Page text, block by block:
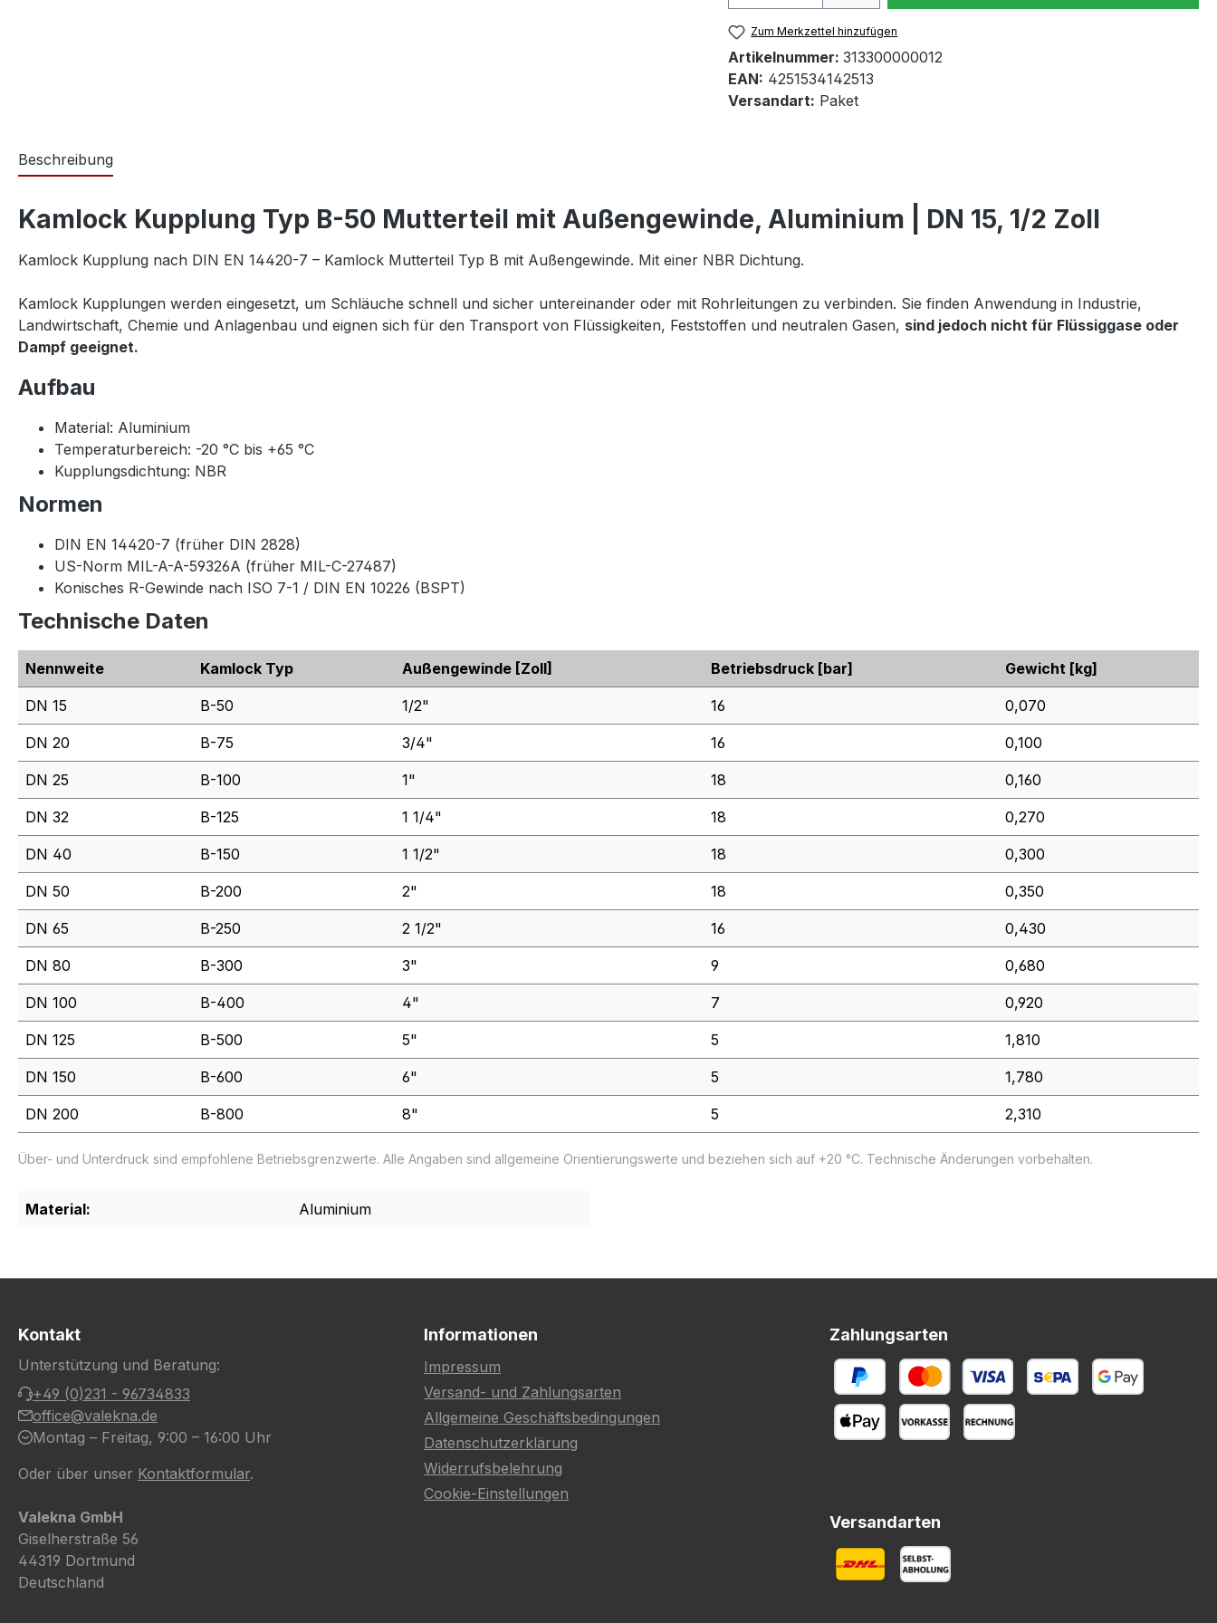
Zum Merkzettel hinzufügen
Artikelnummer: 313300000012
EAN: 4251534142513
Versandart: Paket
Beschreibung
Kamlock Kupplung Typ B-50 Mutterteil mit Außengewinde, Aluminium | DN 15, 1/2 Zoll
Kamlock Kupplung nach DIN EN 14420-7 – Kamlock Mutterteil Typ B mit Außengewinde. Mit einer NBR Dichtung.
Kamlock Kupplungen werden eingesetzt, um Schläuche schnell und sicher untereinander oder mit Rohrleitungen zu verbinden. Sie finden Anwendung in Industrie,
Landwirtschaft, Chemie und Anlagenbau und eignen sich für den Transport von Flüssigkeiten, Feststoffen und neutralen Gasen, sind jedoch nicht für Flüssiggase oder
Dampf geeignet.
Aufbau
Material: Aluminium
Temperaturbereich: -20 °C bis +65 °C
Kupplungsdichtung: NBR
Normen
DIN EN 14420-7 (früher DIN 2828)
US-Norm MIL-A-A-59326A (früher MIL-C-27487)
Konisches R-Gewinde nach ISO 7-1 / DIN EN 10226 (BSPT)
Technische Daten
Nennweite Kamlock Typ Außengewinde [Zoll] Betriebsdruck [bar] Gewicht [kg]
DN 15 B-50 1/2" 16 0,070
DN 20 B-75 3/4" 16 0,100
DN 25 B-100 1" 18 0,160
DN 32 B-125 1 1/4" 18 0,270
DN 40 B-150 1 1/2" 18 0,300
DN 50 B-200 2" 18 0,350
DN 65 B-250 2 1/2" 16 0,430
DN 80 B-300 3" 9 0,680
DN 100 B-400 4" 7 0,920
DN 125 B-500 5" 5 1,810
DN 150 B-600 6" 5 1,780
DN 200 B-800 8" 5 2,310
Über- und Unterdruck sind empfohlene Betriebsgrenzwerte. Alle Angaben sind allgemeine Orientierungswerte und beziehen sich auf +20 °C. Technische Änderungen vorbehalten.
Material: Aluminium
Kontakt
Unterstützung und Beratung:
+49 (0)231 - 96734833
office@valekna.de
Montag – Freitag, 9:00 – 16:00 Uhr
Oder über unser Kontaktformular.
Valekna GmbH
Giselherstraße 56
44319 Dortmund
Deutschland
Informationen
Impressum
Versand- und Zahlungsarten
Allgemeine Geschäftsbedingungen
Datenschutzerklärung
Widerrufsbelehrung
Cookie-Einstellungen
Zahlungsarten
Versandarten